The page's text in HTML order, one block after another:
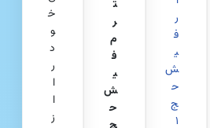
ر
ف
ی
ش
ح
ج
۱
ت
ر
م
ف
ی
ش
ح
خ
و
د
ر
ا
ا
ز